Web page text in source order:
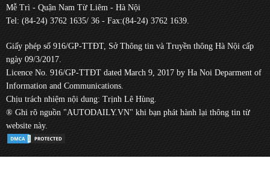
Mễ Trì - Quận Nam Từ Liêm - Hà Nội
Tel: (84-24) 3762 1635/ 36 - Fax:(84-24) 3762 1639.
Giấy phép số 916/GP-TTĐT, Sở Thông tin và Truyền thông Hà Nội cấp
ngày 09/3/2017.
Licence No. 916/GP-TTĐT dated March 9, 2017 by Ha Noi Deparment of
Information and Communications.
Chịu trách nhiệm nội dung: Trịnh Lê Hùng.
® Ghi rõ nguồn "AUTODAILY.VN" khi bạn phát hành lại thông tin từ
website này.